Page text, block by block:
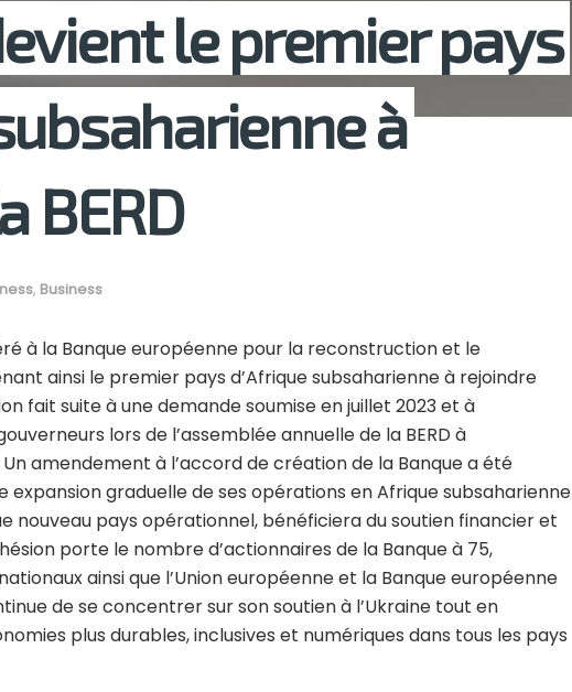
le premier pays
à
BERD
, Business
à la Banque européenne pour la reconstruction et le
ainsi le premier pays d’Afrique subsaharienne à rejoindre
fait suite à une demande soumise en juillet 2023 et à
lors de l’assemblée annuelle de la BERD à
amendement à l’accord de création de la Banque a été
graduelle de ses opérations en Afrique subsaharienne
nouveau pays opérationnel, bénéficiera du soutien financier et
porte le nombre d’actionnaires de la Banque à 75,
ainsi que l’Union européenne et la Banque européenne
de se concentrer sur son soutien à l’Ukraine tout en
plus durables, inclusives et numériques dans tous les pays